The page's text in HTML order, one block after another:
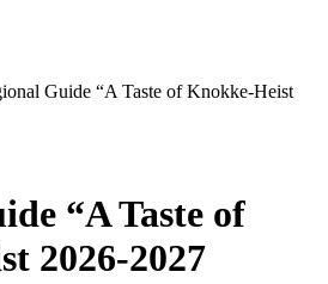
Guide “A Taste of Knokke-Heist
“A Taste of
2026-2027